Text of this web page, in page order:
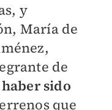
y
María de
de
sido
que